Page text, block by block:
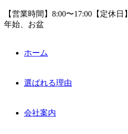
【営業時間】8:00〜17:00【定休
年始、お盆
ホーム
選ばれる理由
会社案内